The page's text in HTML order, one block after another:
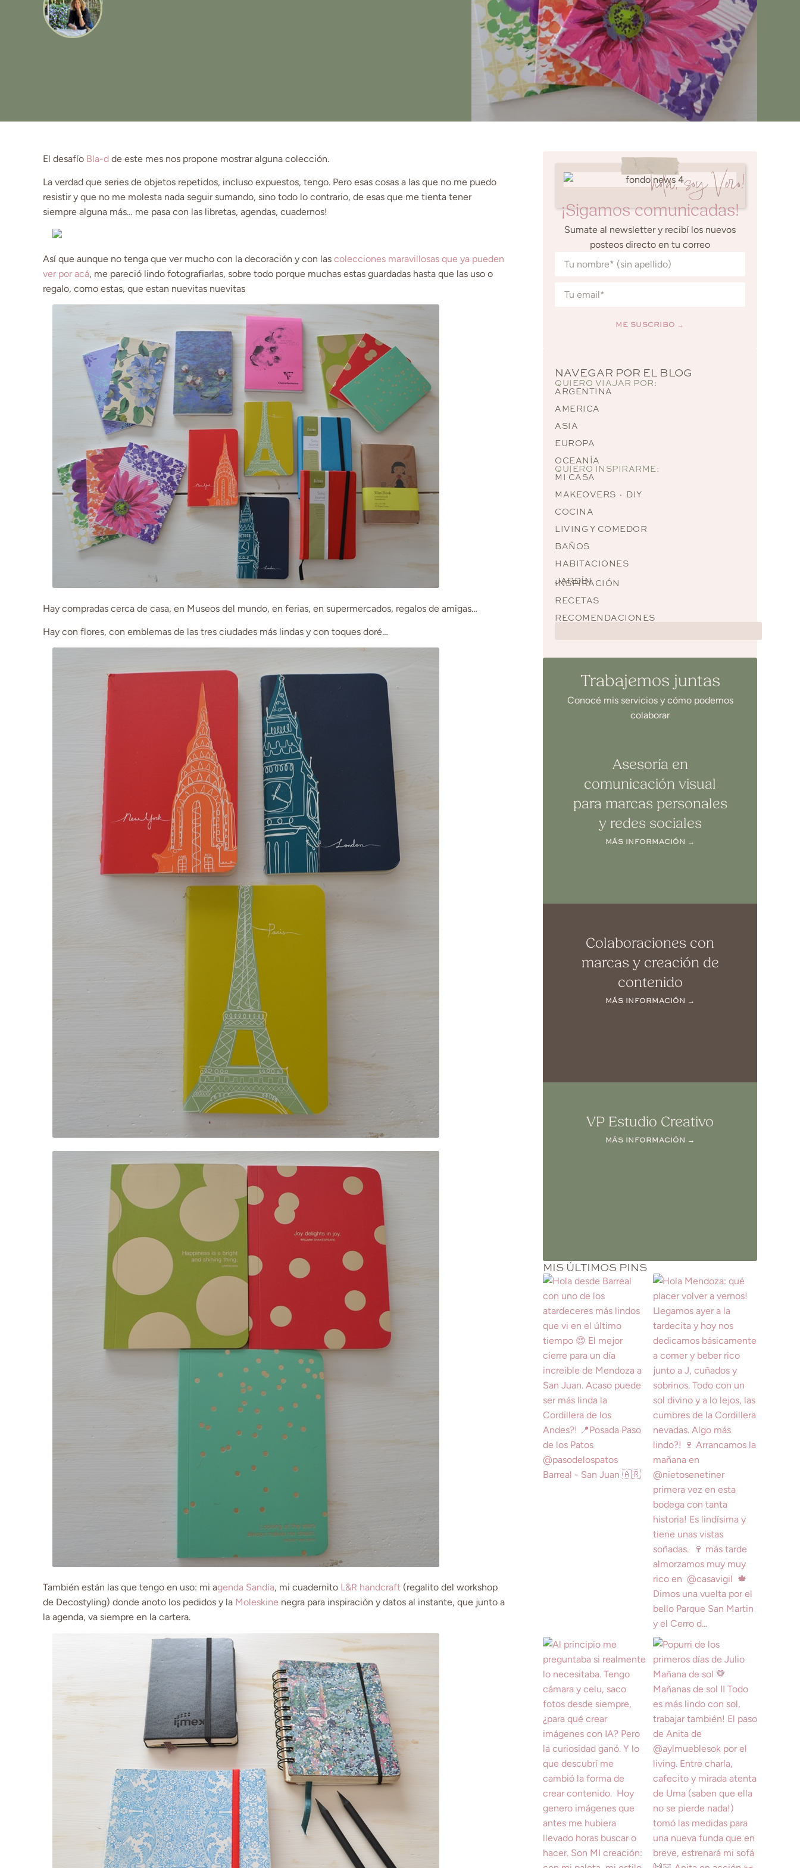
El desafío Bla-d de este mes nos propone mostrar alguna colección.
La verdad que series de objetos repetidos, incluso expuestos, tengo. Pero esas cosas a las que no me puedo
resistir y que no me molesta nada seguir sumando, sino todo lo contrario, de esas que me tienta tener
siempre alguna más… me pasa con las libretas, agendas, cuadernos!
Así que aunque no tenga que ver mucho con la decoración y con las colecciones maravillosas que ya pueden
ver por acá, me pareció lindo fotografiarlas, sobre todo porque muchas estas guardadas hasta que las uso o
regalo, como estas, que estan nuevitas nuevitas
Hay compradas cerca de casa, en Museos del mundo, en ferias, en supermercados, regalos de amigas…
Hay con flores, con emblemas de las tres ciudades más lindas y con toques doré…
También están las que tengo en uso: mi agenda Sandía, mi cuadernito L&R handcraft (regalito del workshop
de Decostyling) donde anoto los pedidos y la Moleskine negra para inspiración y datos al instante, que junto a
la agenda, va siempre en la cartera.
hola, soy Vero!
¡Sigamos comunicadas!
Sumate al newsletter y recibí los nuevos
posteos directo en tu correo
ME SUSCRIBO →
NAVEGAR POR EL BLOG
QUIERO VIAJAR POR:
ARGENTINA
AMERICA
ASIA
EUROPA
OCEANÍA
QUIERO INSPIRARME:
MI CASA
MAKEOVERS · DIY
COCINA
LIVING Y COMEDOR
BAÑOS
HABITACIONES
JARDÍN
INSPIRACIÓN
RECETAS
RECOMENDACIONES
Trabajemos juntas
Conocé mis servicios y cómo podemos
colaborar
Asesoría en
comunicación visual
para marcas personales
y redes sociales
MÁS INFORMACIÓN →
Colaboraciones con
marcas y creación de
contenido
MÁS INFORMACIÓN →
VP Estudio Creativo
MÁS INFORMACIÓN →
MIS ÚLTIMOS PINS